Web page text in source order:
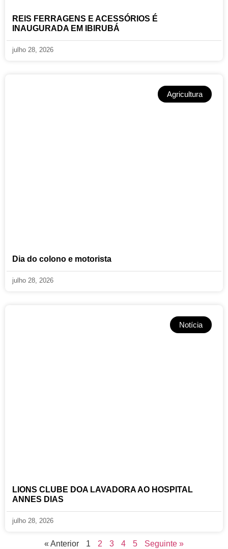
REIS FERRAGENS E ACESSÓRIOS É
INAUGURADA EM IBIRUBÁ
julho 28, 2026
Agricultura
Dia do colono e motorista
julho 28, 2026
Notícia
LIONS CLUBE DOA LAVADORA AO HOSPITAL
ANNES DIAS
julho 28, 2026
« Anterior 1 2 3 4 5 Seguinte »